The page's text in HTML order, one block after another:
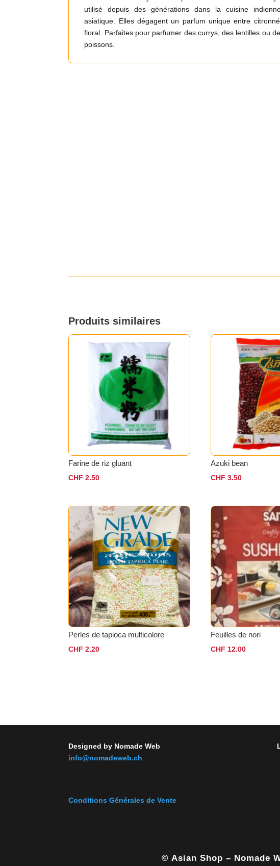
utilisé depuis des générations dans la cuisine
asiatique. Elles dégagent un parfum unique entre
floral. Parfaites pour parfumer des currys, des lentilles ou
poissons.
Produits similaires
Farine de riz gluant
CHF 2.50
Azuki bean
CHF 3.50
Perles de tapioca multicolore
CHF 2.20
Feuilles de nori
CHF 12.00
Designed by Nomade Web
info@nomadeweb.ch
Conditions Générales de Vente
© Asian Shop – Nomade